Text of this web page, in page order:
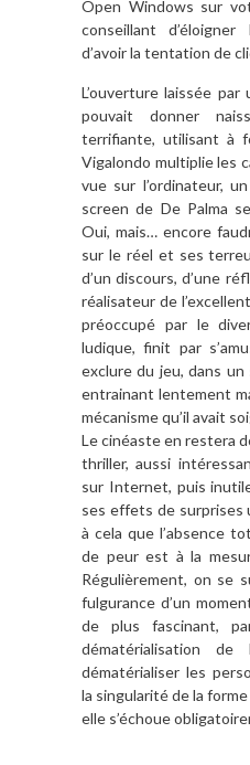
Open Windows sur
conseillant
d’avoir la tentation de
L’ouverture laissée
pouvait donner
terrifiante, utilisant à
Vigalondo multiplie les
vue sur l’ordinateur,
screen de De Palma
Oui, mais… encore
sur le réel et ses
d’un discours, d’une
réalisateur de
préoccupé par le
ludique, finit par
exclure du jeu, dans un
entrainant lentement
mécanisme qu’il avait
Le cinéaste en restera
thriller, aussi
sur Internet, puis
ses effets de surprises
à cela que l’absence
de peur est à la
Régulièrement, on se
fulgurance d’un
de plus fascinant,
dématérialisation
dématérialiser les
la singularité de la
elle s’échoue